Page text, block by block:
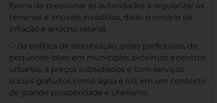
forma de pressionar as autoridades a regularizar os
terrenos e imóveis invadidos, dado o cenário de
inflação e arrocho salarial.
da política de distribuição, pelas prefeituras, de
pequenos lotes em municípios próximos a centros
urbanos, a preços subsidiados e com serviços
sociais gratuitos como água e luz, em um contexto
de grande prosperidade e ufanismo.